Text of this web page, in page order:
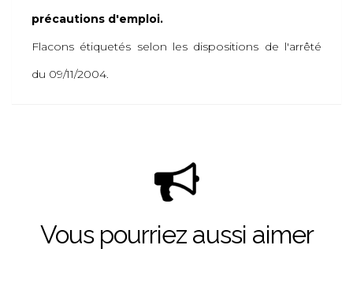
précautions d'emploi.
Flacons étiquetés selon les dispositions de l'arrêté
du 09/11/2004.
Vous pourriez aussi aimer